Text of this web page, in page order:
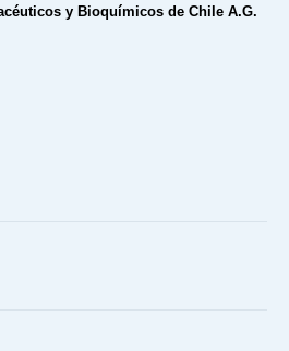
y Bioquímicos de Chile A.G.